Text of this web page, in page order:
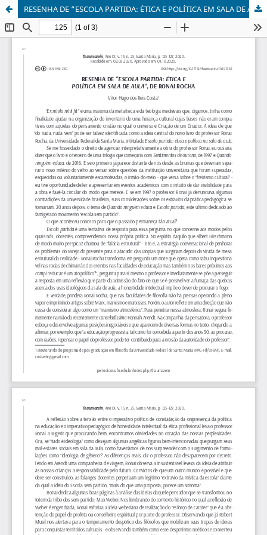
RESENHA DE “ESCOLA PARTIDA: ÉTICA E POLÍTICA EM SALA DE AULA”, DE RONAI ROCHA